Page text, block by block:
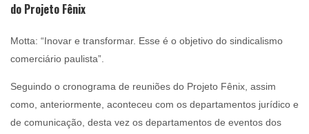
do Projeto Fênix
Motta: “Inovar e transformar. Esse é o objetivo do sindicalismo
comerciário paulista”.
Seguindo o cronograma de reuniões do Projeto Fênix, assim
como, anteriormente, aconteceu com os departamentos jurídico e
de comunicação, desta vez os departamentos de eventos dos